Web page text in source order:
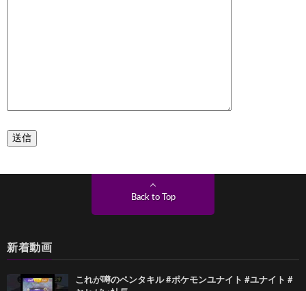
Back to Top
新着動画
これが噂のペンタキル #ポケモンユナイト #ユナイト #